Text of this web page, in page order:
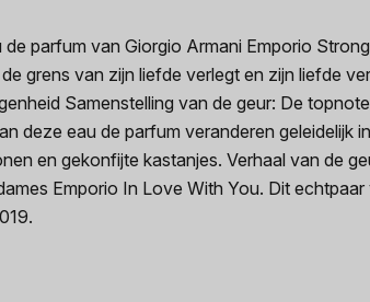
parfum van Giorgio Armani Emporio
grens van zijn liefde verlegt en zijn liefde
Samenstelling van de geur: De
deze eau de parfum veranderen geleidelijk
en gekonfijte kastanjes. Verhaal van de
Emporio In Love With You. Dit